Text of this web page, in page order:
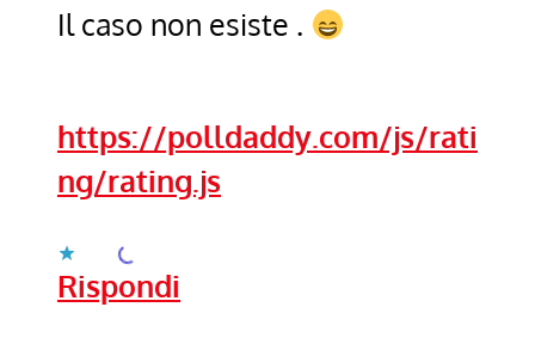
Il caso non esiste .
https://polldaddy.com/js/rati
ng/rating.js
Caricamento...
Rispondi